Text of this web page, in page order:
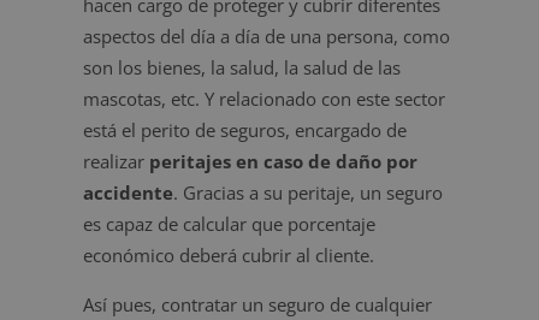
hacen cargo de proteger y cubrir diferentes
aspectos del día a día de una persona, como
son los bienes, la salud, la salud de las
mascotas, etc. Y relacionado con este sector
está el perito de seguros, encargado de
realizarperitajes en caso de daño por
accidente. Gracias a su peritaje, un seguro
es capaz de calcular que porcentaje
económico deberá cubrir al cliente.
Así pues, contratar un seguro de cualquier